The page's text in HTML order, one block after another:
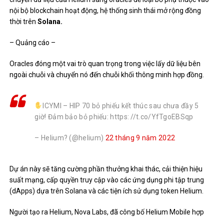
nội bộ blockchain hoạt động, hệ thống sinh thái mở rộng đồng
thời trênSolana.
– Quảng cáo –
Oracles đóng một vai trò quan trọng trong việc lấy dữ liệu bên
ngoài chuỗi và chuyển nó đến chuỗi khối thông minh hợp đồng.
ICYMI – HIP 70 bỏ phiếu kết thúc sau chưa đầy 5
giờ! Đảm bảo bỏ phiếu: https: //t.co/YfTgoEBSqp
– Helium? (@helium) 22 tháng 9 năm 2022
Dự án này sẽ tăng cường phần thưởng khai thác, cải thiện hiệu
suất mạng, cấp quyền truy cập vào các ứng dụng phi tập trung
(dApps) dựa trên Solana và các tiện ích sử dụng token Helium.
Người tạo ra Helium, Nova Labs, đã công bố Helium Mobile hợp